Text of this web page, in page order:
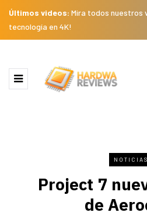
Últimos videos: Mira todos nuestros
tecnología en 4K!
NOTICIAS
Project 7
de